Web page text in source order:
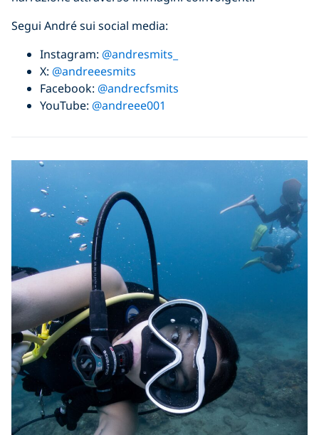
Segui André sui social media:
Instagram: @andresmits_
X: @andreeesmits
Facebook: @andrecfsmits
YouTube: @andreee001